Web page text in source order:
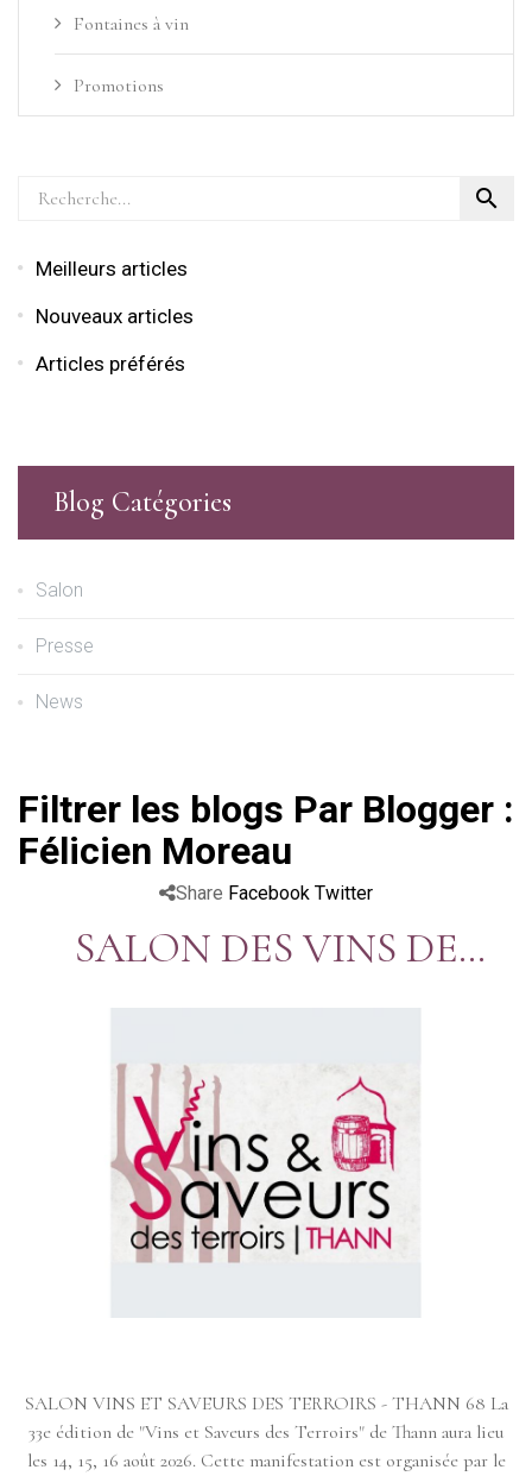
Fontaines à vin
Promotions

Meilleurs articles
Nouveaux articles
Articles préférés
Blog Catégories
Salon
Presse
News
Filtrer les blogs Par Blogger :
Félicien Moreau
Share Facebook Twitter
SALON DES VINS DE
SALON VINS ET SAVEURS DES TERROIRS - THANN 68 La
33e édition de "Vins et Saveurs des Terroirs" de Thann aura lieu
les 14, 15, 16 août 2026. Cette manifestation est organisée par le